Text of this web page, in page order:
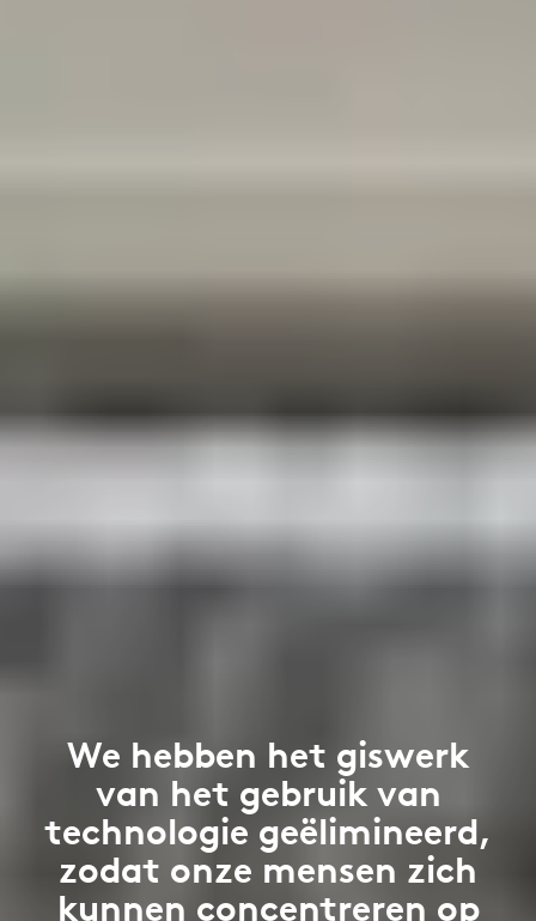
We hebben het giswerk
van het gebruik van
technologie geëlimineerd,
zodat onze mensen zich
kunnen concentreren op